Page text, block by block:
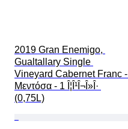
2019 Gran Enemigo,
Gualtallary Single
Vineyard Cabernet Franc -
Μεντόσα - 1 Î¦Î¹Î¬Î»Î·
(0,75L)